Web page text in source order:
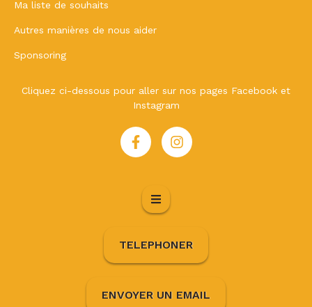
Ma liste de souhaits
Autres manières de nous aider
Sponsoring
Cliquez ci-dessous pour aller sur nos pages Facebook et
Instagram
TELEPHONER
ENVOYER UN EMAIL